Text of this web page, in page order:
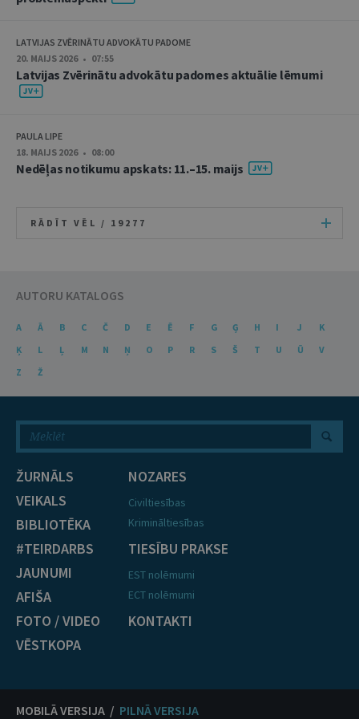
LATVIJAS ZVĒRINĀTU ADVOKĀTU PADOME
20. MAIJS 2026 • 07:55
Latvijas Zvērinātu advokātu padomes aktuālie lēmumi
PAULA LIPE
18. MAIJS 2026 • 08:00
Nedēļas notikumu apskats: 11.–15. maijs
RĀDĪT VĒL / 19277
AUTORU KATALOGS
A Ā B C Č D E Ē F G Ģ H I J
K
Ķ
L Ļ M N Ņ O P R S Š T U Ū
V
Z
Ž
ŽURNĀLS
VEIKALS
BIBLIOTĒKA
#TEIRDARBS
JAUNUMI
AFIŠA
FOTO / VIDEO
VĒSTKOPA
NOZARES
Civiltiesības
Krimināltiesības
TIESĪBU PRAKSE
EST nolēmumi
ECT nolēmumi
KONTAKTI
MOBILĀ VERSIJA / PILNĀ VERSIJA